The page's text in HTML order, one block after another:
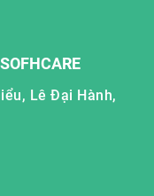
Lê Đại Hành,